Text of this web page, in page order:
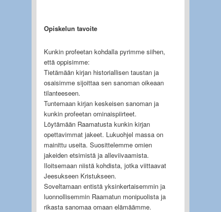
Opiskelun tavoite
Kunkin profeetan kohdalla pyrimme siihen,
että oppisimme:
Tietämään kirjan historiallisen taustan ja
osaisimme sijoittaa sen sanoman oikeaan
tilanteeseen.
Tuntemaan kirjan keskeisen sanoman ja
kunkin profeetan ominaispiirteet.
Löytämään Raamatusta kunkin kirjan
opettavimmat jakeet. Lukuohjel massa on
mainittu useita. Suosittelemme omien
jakeiden etsimistä ja alleviivaamista.
Iloitsemaan niistä kohdista, jotka viittaavat
Jeesukseen Kristukseen.
Soveltamaan entistä yksinkertaisemmin ja
luonnollisemmin Raamatun monipuolista ja
rikasta sanomaa omaan elämäämme.